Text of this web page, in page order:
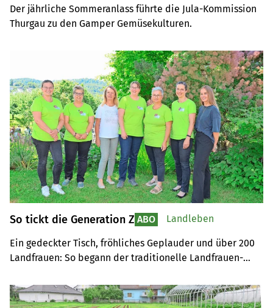
Der jährliche Sommeranlass führte die Jula-Kommission
Thurgau zu den Gamper Gemüsekulturen.
So tickt die Generation Z
Ein gedeckter Tisch, fröhliches Geplauder und über 200
Landfrauen: So begann der traditionelle Landfrauen-
Wülflingen. Aber die Landfrauen wollten wissen, wie die
Generation Z tickt.
ABO Landleben